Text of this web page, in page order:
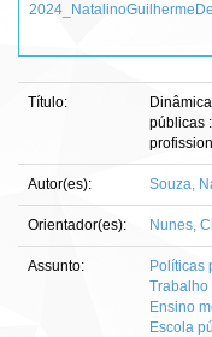
Título:
públicas
Autor(es): Souza,
Orientador(es): Nunes,
Assunto:
Políticas
Trabalho
Ensino
Escola